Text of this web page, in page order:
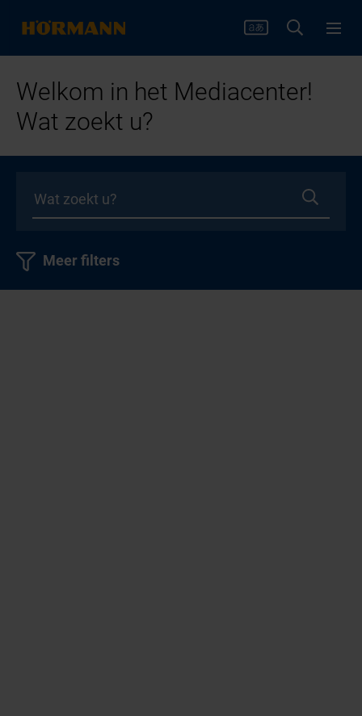
Welkom in het Mediacenter!
Wat zoekt u?
Meer filters